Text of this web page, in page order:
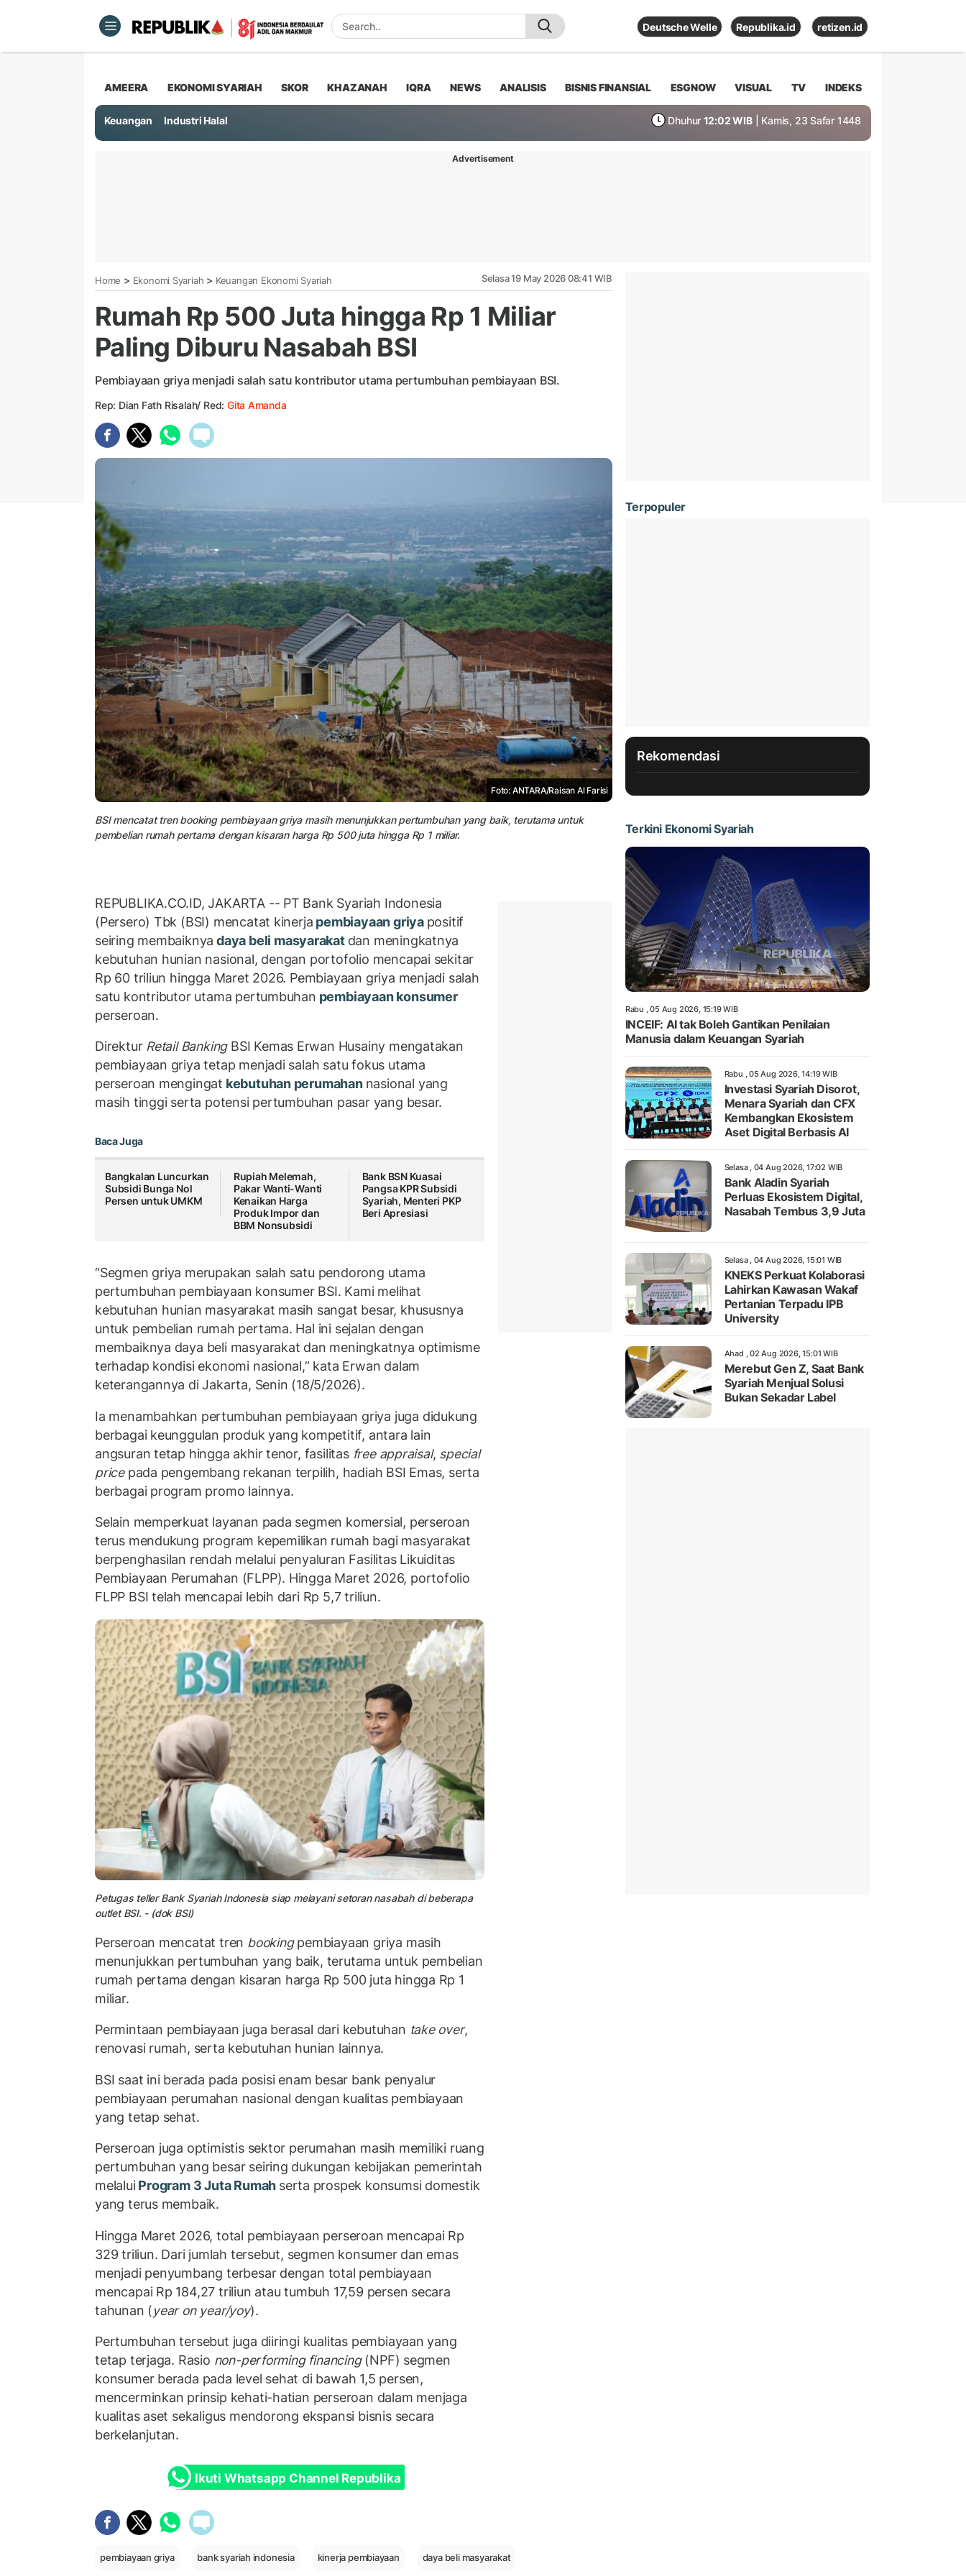
Deutsche Welle Republika.id retizen.id
AMEERA EKONOMI SYARIAH SKOR KHAZANAH IQRA NEWS ANALISIS BISNIS FINANSIAL ESGNOW VISUAL TV INDEKS
Keuangan Industri Halal Dhuhur 12:02 WIB | Kamis, 23 Safar 1448
Advertisement
Home > Ekonomi Syariah > Keuangan Ekonomi Syariah Selasa 19 May 2026 08:41 WIB
Rumah Rp 500 Juta hingga Rp 1 Miliar
Paling Diburu Nasabah BSI
Pembiayaan griya menjadi salah satu kontributor utama pertumbuhan pembiayaan BSI.
Rep: Dian Fath Risalah/ Red: Gita Amanda
Foto: ANTARA/Raisan Al Farisi
BSI mencatat tren booking pembiayaan griya masih menunjukkan pertumbuhan yang baik, terutama untuk
pembelian rumah pertama dengan kisaran harga Rp 500 juta hingga Rp 1 miliar.
REPUBLIKA.CO.ID, JAKARTA -- PT Bank Syariah Indonesia
(Persero) Tbk (BSI) mencatat kinerja pembiayaan griya positif
seiring membaiknya daya beli masyarakat dan meningkatnya
kebutuhan hunian nasional, dengan portofolio mencapai sekitar
Rp 60 triliun hingga Maret 2026. Pembiayaan griya menjadi salah
satu kontributor utama pertumbuhan pembiayaan konsumer
perseroan.
Direktur Retail BankingBSI Kemas Erwan Husainy mengatakan
pembiayaan griya tetap menjadi salah satu fokus utama
perseroan mengingat kebutuhan perumahan nasional yang
masih tinggi serta potensi pertumbuhan pasar yang besar.
Baca Juga
Bangkalan Luncurkan
Subsidi Bunga Nol
Persen untuk UMKM
Rupiah Melemah,
Pakar Wanti-Wanti
Kenaikan Harga
Produk Impor dan
BBM Nonsubsidi
Bank BSN Kuasai
Pangsa KPR Subsidi
Syariah, Menteri PKP
Beri Apresiasi
“Segmen griya merupakan salah satu pendorong utama
pertumbuhan pembiayaan konsumer BSI. Kami melihat
kebutuhan hunian masyarakat masih sangat besar, khususnya
untuk pembelian rumah pertama. Hal ini sejalan dengan
membaiknya daya beli masyarakat dan meningkatnya optimisme
terhadap kondisi ekonomi nasional,” kata Erwan dalam
keterangannya di Jakarta, Senin (18/5/2026).
Ia menambahkan pertumbuhan pembiayaan griya juga didukung
berbagai keunggulan produk yang kompetitif, antara lain
angsuran tetap hingga akhir tenor, fasilitas free appraisal, special
pricepada pengembang rekanan terpilih, hadiah BSI Emas, serta
berbagai program promo lainnya.
Selain memperkuat layanan pada segmen komersial, perseroan
terus mendukung program kepemilikan rumah bagi masyarakat
berpenghasilan rendah melalui penyaluran Fasilitas Likuiditas
Pembiayaan Perumahan (FLPP). Hingga Maret 2026, portofolio
FLPP BSI telah mencapai lebih dari Rp 5,7 triliun.
Petugas tellerBank Syariah Indonesia siap melayani setoran nasabah di beberapa
outlet BSI. - (dok BSI)
Perseroan mencatat tren bookingpembiayaan griya masih
menunjukkan pertumbuhan yang baik, terutama untuk pembelian
rumah pertama dengan kisaran harga Rp 500 juta hingga Rp 1
miliar.
Permintaan pembiayaan juga berasal dari kebutuhan take over,
renovasi rumah, serta kebutuhan hunian lainnya.
BSI saat ini berada pada posisi enam besar bank penyalur
pembiayaan perumahan nasional dengan kualitas pembiayaan
yang tetap sehat.
Perseroan juga optimistis sektor perumahan masih memiliki ruang
pertumbuhan yang besar seiring dukungan kebijakan pemerintah
melaluiProgram 3 Juta Rumah serta prospek konsumsi domestik
yang terus membaik.
Hingga Maret 2026, total pembiayaan perseroan mencapai Rp
329 triliun. Dari jumlah tersebut, segmen konsumer dan emas
menjadi penyumbang terbesar dengan total pembiayaan
mencapai Rp 184,27 triliun atau tumbuh 17,59 persen secara
tahunan (year on year/yoy).
Pertumbuhan tersebut juga diiringi kualitas pembiayaan yang
tetap terjaga. Rasio non-performing financing(NPF) segmen
konsumer berada pada level sehat di bawah 1,5 persen,
mencerminkan prinsip kehati-hatian perseroan dalam menjaga
kualitas aset sekaligus mendorong ekspansi bisnis secara
berkelanjutan.
Ikuti Whatsapp Channel Republika
pembiayaan griya bank syariah indonesia kinerja pembiayaan daya beli masyarakat
Terpopuler
Rekomendasi
Terkini Ekonomi Syariah
Rabu , 05 Aug 2026, 15:19 WIB
INCEIF: AI tak Boleh Gantikan Penilaian
Manusia dalam Keuangan Syariah
Rabu , 05 Aug 2026, 14:19 WIB
Investasi Syariah Disorot,
Menara Syariah dan CFX
Kembangkan Ekosistem
Aset Digital Berbasis AI
Selasa , 04 Aug 2026, 17:02 WIB
Bank Aladin Syariah
Perluas Ekosistem Digital,
Nasabah Tembus 3,9 Juta
Selasa , 04 Aug 2026, 15:01 WIB
KNEKS Perkuat Kolaborasi
Lahirkan Kawasan Wakaf
Pertanian Terpadu IPB
University
Ahad , 02 Aug 2026, 15:01 WIB
Merebut Gen Z, Saat Bank
Syariah Menjual Solusi
Bukan Sekadar Label